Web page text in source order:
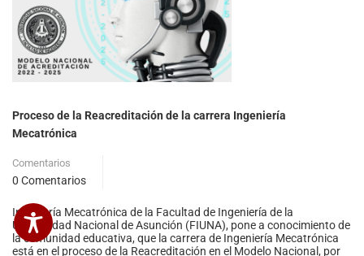
Proceso de la Reacreditación de la carrera Ingeniería
Mecatrónica
Comentarios
0 Comentarios
Ingeniería Mecatrónica de la Facultad de Ingeniería de la
Universidad Nacional de Asunción (FIUNA), pone a conocimiento de
la comunidad educativa, que la carrera de Ingeniería Mecatrónica
está en el proceso de la Reacreditación en el Modelo Nacional, por